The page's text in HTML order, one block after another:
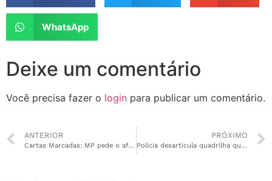
WhatsApp
Deixe um comentário
Você precisa fazer o login para publicar um comentário.
ANTERIOR
Cartas Marcadas: MP pede o afastamento do prefeito de Mazagão e prisão de envolvidos
PRÓXIMO
Polícia desarticula quadrilha que aplicava, de dentro do Iapen, o “golpe da Novinha”